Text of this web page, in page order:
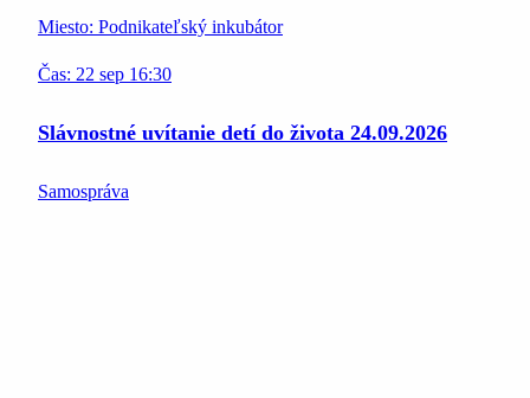
Miesto: Podnikateľský inkubátor
Čas: 22 sep 16:30
Slávnostné uvítanie detí do života 24.09.2026
Samospráva